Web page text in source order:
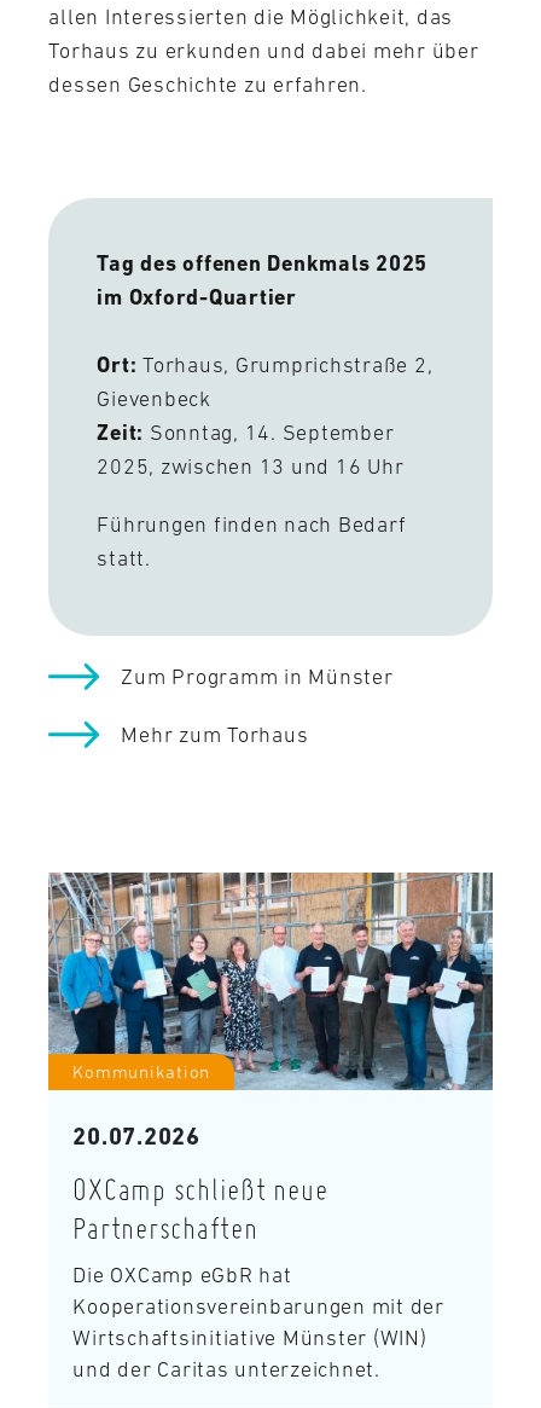
allen Interessierten die Möglichkeit, das
Torhaus zu erkunden und dabei mehr über
dessen Geschichte zu erfahren.
Tag des offenen Denkmals 2025
im Oxford-Quartier
Ort:Torhaus, Grumprichstraße 2,
Gievenbeck
Zeit: Sonntag, 14. September
2025, zwischen 13 und 16 Uhr
Führungen finden nach Bedarf
statt.
Zum Programm in Münster
Mehr zum Torhaus
Kommunikation
20.07.2026
OXCamp schließt neue
Partnerschaften
Die OXCamp eGbR hat
Kooperationsvereinbarungen mit der
Wirtschaftsinitiative Münster (WIN)
und der Caritas unterzeichnet.